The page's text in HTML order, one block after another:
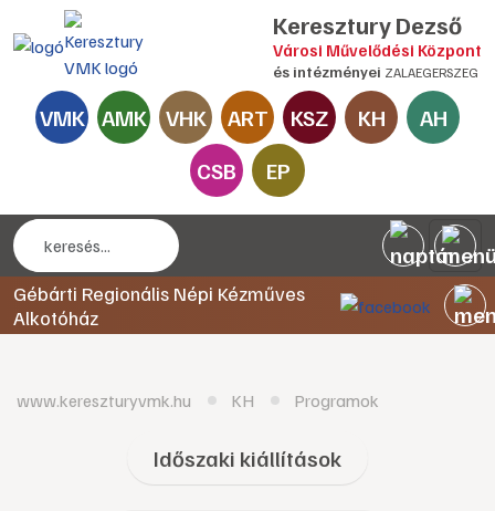
Keresztury Dezső
Városi Művelődési Központ
és intézményei ZALAEGERSZEG
VMK AMK VHK ART KSZ KH
AH
CSB
EP
Gébárti Regionális Népi Kézműves
Alkotóház
www.kereszturyvmk.hu KH Programok
Időszaki kiállítások